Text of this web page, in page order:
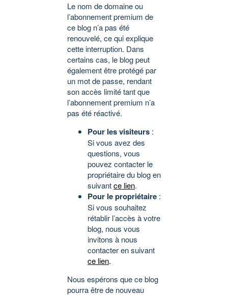
Le nom de domaine ou
l’abonnement premium de
ce blog n’a pas été
renouvelé, ce qui explique
cette interruption. Dans
certains cas, le blog peut
également être protégé par
un mot de passe, rendant
son accès limité tant que
l’abonnement premium n’a
pas été réactivé.
Pour les visiteurs :
Si vous avez des
questions, vous
pouvez contacter le
propriétaire du blog en
suivantce lien.
Pour le propriétaire :
Si vous souhaitez
rétablir l’accès à votre
blog, nous vous
invitons à nous
contacter en suivant
ce lien.
Nous espérons que ce blog
pourra être de nouveau